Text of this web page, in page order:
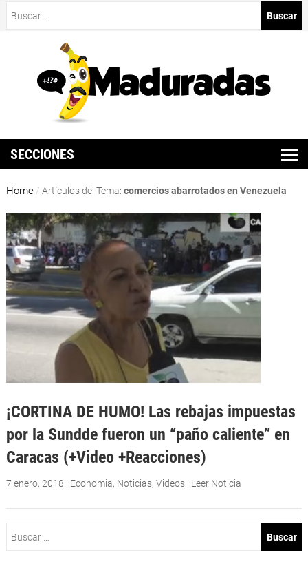
SECCIONES
Home / Artículos del Tema: comercios abarrotados en Venezuela
¡CORTINA DE HUMO! Las rebajas impuestas
por la Sundde fueron un “paño caliente” en
Caracas (+Video +Reacciones)
7 enero, 2018 | Economia, Noticias, Videos | Leer Noticia